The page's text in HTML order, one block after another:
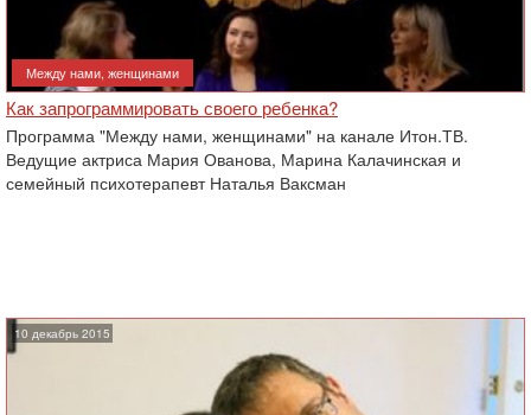
Между нами, женщинами
Как запрограммировать своего ребенка?
Программа "Между нами, женщинами" на канале Итон.ТВ.
Ведущие актриса Мария Ованова, Марина Калачинская и
семейный психотерапевт Наталья Ваксман
10 декабрь 2015